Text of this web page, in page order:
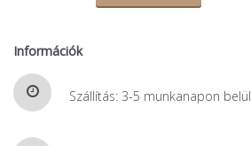
Információk
Szállítás: 3-5 munkanapon belül